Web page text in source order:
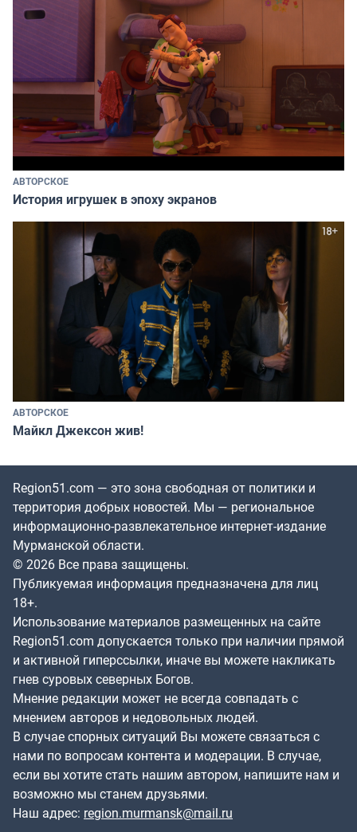
АВТОРСКОЕ
История игрушек в эпоху экранов
АВТОРСКОЕ
Майкл Джексон жив!
Region51.com — это зона свободная от политики и
территория добрых новостей. Мы — региональное
информационно-развлекательное интернет-издание
Мурманской области.
© 2026 Все права защищены.
Публикуемая информация предназначена для лиц
18+.
Использование материалов размещенных на сайте
Region51.com допускается только при наличии прямой
и активной гиперссылки, иначе вы можете накликать
гнев суровых северных Богов.
Мнение редакции может не всегда совпадать с
мнением авторов и недовольных людей.
В случае спорных ситуаций Вы можете связаться с
нами по вопросам контента и модерации. В случае,
если вы хотите стать нашим автором, напишите нам и
возможно мы станем друзьями.
Наш адрес: region.murmansk@mail.ru